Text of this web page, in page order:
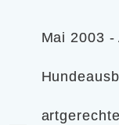
Mai 2003